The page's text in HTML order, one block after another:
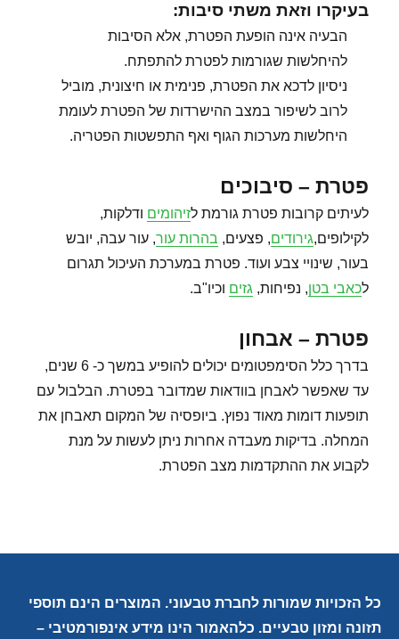
בעיקרו וזאת משתי סיבות:
הבעיה אינה הופעת הפטרת, אלא הסיבות
להיחלשות שגורמות לפטרת להתפתח.
ניסיון לדכא את הפטרת, פנימית או חיצונית, מוביל
לרוב לשיפור במצב ההישרדות של הפטרת לעומת
היחלשות מערכות הגוף ואף התפשטות הפטריה.
פטרת – סיבוכים
לעיתים קרובות פטרת גורמת לזיהומים ודלקות,
לקילופים,גירודים, פצעים, בהרות עור, עור עבה, יובש
בעור, שינויי צבע ועוד. פטרת במערכת העיכול תגרום
לכאבי בטן, נפיחות, גזים וכיו"ב.
פטרת – אבחון
בדרך כלל הסימפטומים יכולים להופיע במשך כ- 6 שנים,
עד שאפשר לאבחן בוודאות שמדובר בפטרת. הבלבול עם
תופעות דומות מאוד נפוץ. ביופסיה של המקום תאבחן את
המחלה. בדיקות מעבדה אחרות ניתן לעשות על מנת
לקבוע את ההתקדמות מצב הפטרת.
כל הזכויות שמורות לחברת טבעוני. המוצרים הינם תוספי
תזונה ומזון טבעיים. כלהאמור הינו מידע אינפורמטיבי –